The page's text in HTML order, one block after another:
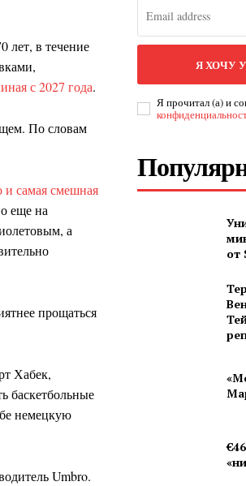
лет, в течение
с 2027 года.
По словам
и самая смешная
еще на
а
прощаться
Хабек,
баскетбольные
немецкую
Umbro.
Я ХОЧУ
Я прочитал (а) и
от